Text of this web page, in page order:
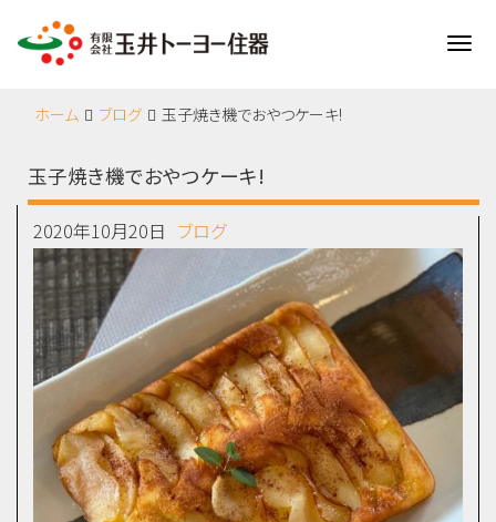
ホーム ブログ 玉子焼き機でおやつケーキ!
玉子焼き機でおやつケーキ!
2020年10月20日 ブログ